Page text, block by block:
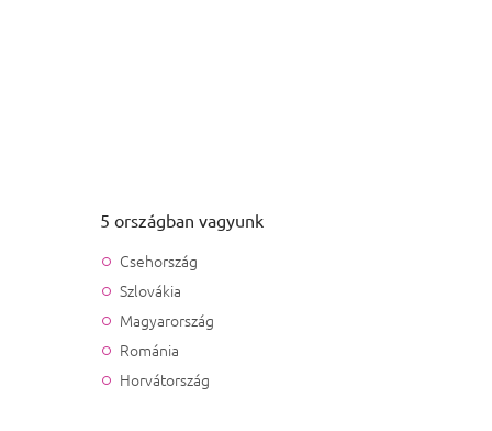
5 országban vagyunk
Csehország
Szlovákia
Magyarország
Románia
Horvátország